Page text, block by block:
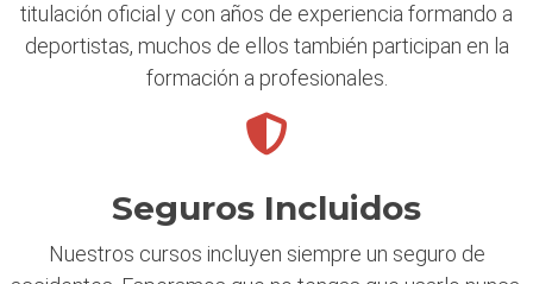
titulación oficial y con años de experiencia formando a
deportistas, muchos de ellos también participan en la
formación a profesionales.
Seguros Incluidos
Nuestros cursos incluyen siempre un seguro de